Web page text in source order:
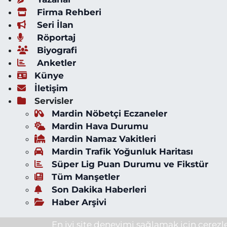
Firma Rehberi
Seri İlan
Röportaj
Biyografi
Anketler
Künye
İletişim
Servisler
Mardin Nöbetçi Eczaneler
Mardin Hava Durumu
Mardin Namaz Vakitleri
Mardin Trafik Yoğunluk Haritası
Süper Lig Puan Durumu ve Fikstür
Tüm Manşetler
Son Dakika Haberleri
Haber Arşivi
En iyi site deneyimi sağlamak için